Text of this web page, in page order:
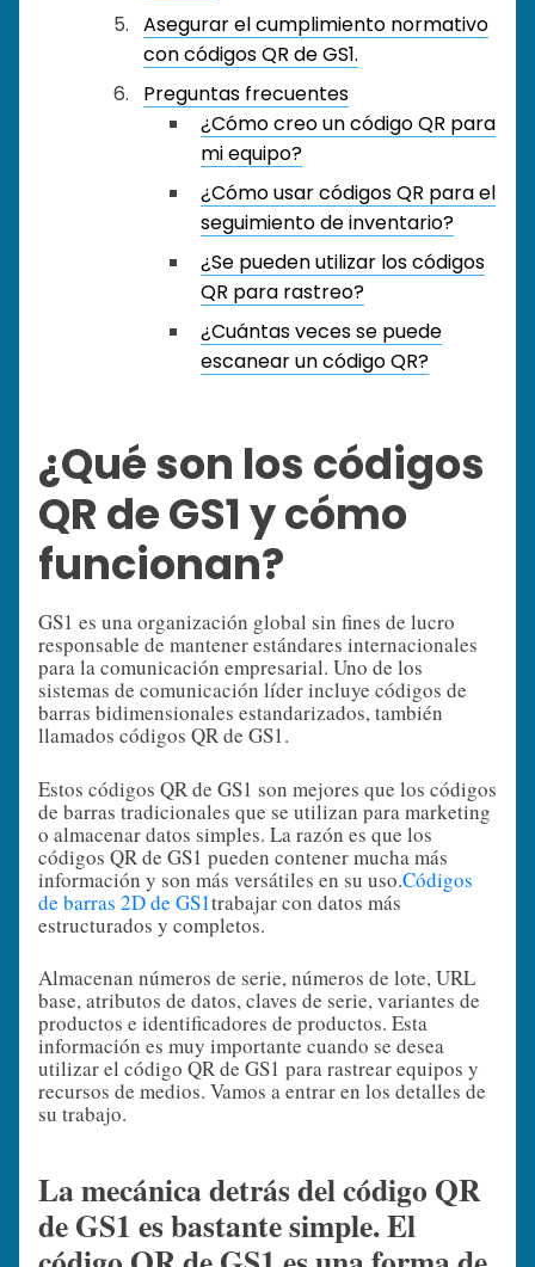
Asegurar el cumplimiento normativo
con códigos QR de GS1.
Preguntas frecuentes
¿Cómo creo un código QR para
mi equipo?
¿Cómo usar códigos QR para el
seguimiento de inventario?
¿Se pueden utilizar los códigos
QR para rastreo?
¿Cuántas veces se puede
escanear un código QR?
¿Qué son los códigos
QR de GS1 y cómo
funcionan?
GS1 es una organización global sin fines de lucro
responsable de mantener estándares internacionales
para la comunicación empresarial. Uno de los
sistemas de comunicación líder incluye códigos de
barras bidimensionales estandarizados, también
llamados códigos QR de GS1.
Estos códigos QR de GS1 son mejores que los códigos
de barras tradicionales que se utilizan para marketing
o almacenar datos simples. La razón es que los
códigos QR de GS1 pueden contener mucha más
información y son más versátiles en su uso.Códigos
de barras 2D de GS1trabajar con datos más
estructurados y completos.
Almacenan números de serie, números de lote, URL
base, atributos de datos, claves de serie, variantes de
productos e identificadores de productos. Esta
información es muy importante cuando se desea
utilizar el código QR de GS1 para rastrear equipos y
recursos de medios. Vamos a entrar en los detalles de
su trabajo.
La mecánica detrás del código QR
de GS1 es bastante simple. El